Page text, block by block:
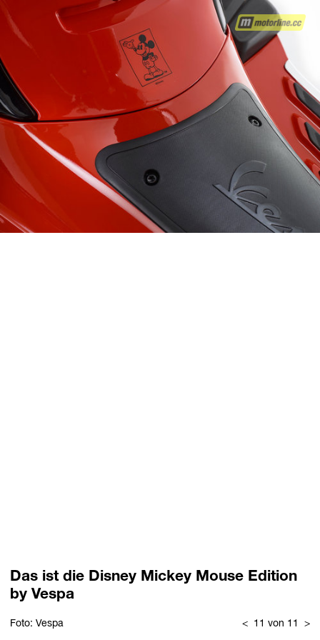
Das ist die Disney Mickey Mouse Edition
by Vespa
Foto: Vespa < 11 von 11 >